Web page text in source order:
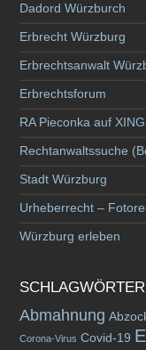
Dadord Würzburch
Erbrecht Würzburg
Erbrechtsanwalt
Erbrechtsforum
RA Pieconka auf XING
Rechtanwaltssuche
Stadt Würzburg
Urheberrecht –
Würzburg erleben
SCHLAGWÖRTER
Abmahnung
Corona-Virus Covid-19